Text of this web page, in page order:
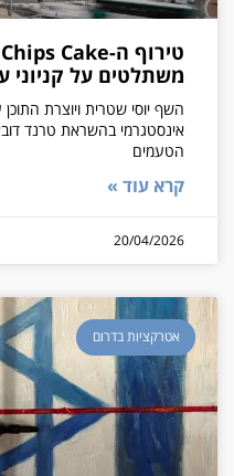
משתלטים על קניוני
השף יוסי שטרית ויוצרת
הטעמים
קרא עוד »
20/04/2026
אטרקציות בדרום